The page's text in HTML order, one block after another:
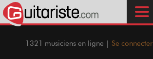
1321 musiciens en ligne | Se connecter